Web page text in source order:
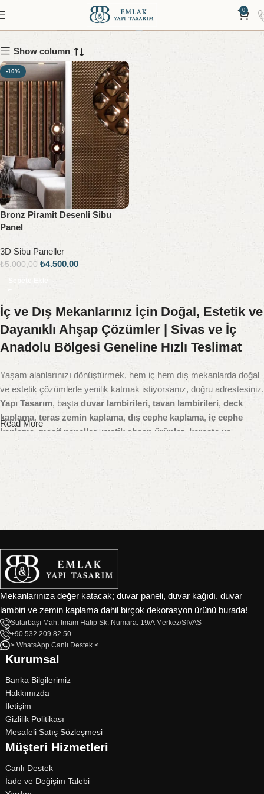
0
Kahverengi
Show column
-10%
Bronz Piramit Desenli Sibu
Panel
3D Sibu Paneller
₺5.000,00 ₺4.500,00
İç ve Dış Mekanlarınız İçin Doğal, Estetik ve
Dayanıklı Ahşap Çözümler | Sivas ve İç
Anadolu Bölgesi Geneline Hızlı Teslimat
Yaşam alanlarınızı dönüştürmek, hem iç hem dış mekanlarda doğal
ve estetik çözümlerle yenilik katmak istiyorsanız, doğru adrestesiniz.
Yapı Tasarım, başta duvar lambirileri, tavan lambirileri, deck
kaplama, teras zemin kaplama, dış cephe kaplama, iç cephe
kaplama masif paneller rustik ahşap ürünler kereste ve
Hafik, Gürün, İmranlıbaşta olmak üzere tüm bölgeye veİç
Ürün Kategorilerimizle Her Alanda
Profesyonel Çözümler
✅Duvar Lambiri– İç mekanlarda sıcaklık ve estetik için
mükemmel seçenekler.
✅Tavan Lambiri– Modern ve rustik tavan uygulamaları için
dayanıklı ve şık çözümler.
özel dayanıklı kaplama sistemleri.
✅ Teras Zemin Kaplama
mekan zemin çözümleri.
✅Dış Cephe Kaplama– Doğal ahşap görünümüyle dış cephelerde
modern ve kalıcı uygulamalar.
çözümleri.
✅Masif Panel– Mobilya ve iç dekorasyon projeleri için yüksek
Read More
Mekanlarınıza değer katacak; duvar paneli, duvar kağıdı, duvar
lambiri ve zemin kaplama dahil birçok dekorasyon ürünü burada!
Sularbaşı Mah. İmam Hatip Sk. Numara: 19/A Merkez/SİVAS
+90 532 209 82 50
> WhatsApp Canlı Destek <
Kurumsal
Banka Bilgilerimiz
Hakkımızda
İletişim
Gizlilik Politikası
Mesafeli Satış Sözleşmesi
Müşteri Hizmetleri
Canlı Destek
İade ve Değişim Talebi